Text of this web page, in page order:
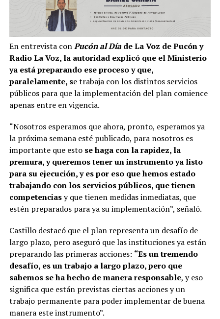
En entrevista conPucón al Díade La Voz de Pucón y
Radio La Voz, la autoridad explicó que el Ministerio
ya está preparando ese proceso y que,
paralelamente, se trabaja con los distintos servicios
públicos para que la implementación del plan comience
apenas entre en vigencia.
“Nosotros esperamos que ahora, pronto, esperamos ya
la próxima semana esté publicado, para nosotros es
importante que esto se haga con la rapidez, la
premura, y queremos tener un instrumento ya listo
para su ejecución, y es por eso que hemos estado
trabajando con los servicios públicos, que tienen
competenciasy que tienen medidas inmediatas, que
estén preparados para ya su implementación”, señaló.
Castillo destacó que el plan representa un desafío de
largo plazo, pero aseguró que las instituciones ya están
preparando las primeras acciones: “Es un tremendo
desafío, es un trabajo a largo plazo, pero que
sabemos se ha hecho de manera responsable, y eso
significa que están previstas ciertas acciones y un
trabajo permanente para poder implementar de buena
manera este instrumento”.